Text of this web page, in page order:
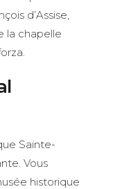
d’Assise,
la chapelle
Sainte-
Vous
historique